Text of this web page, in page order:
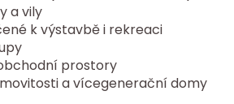
a vily
k výstavbě i rekreaci
prostory
a vícegenerační domy